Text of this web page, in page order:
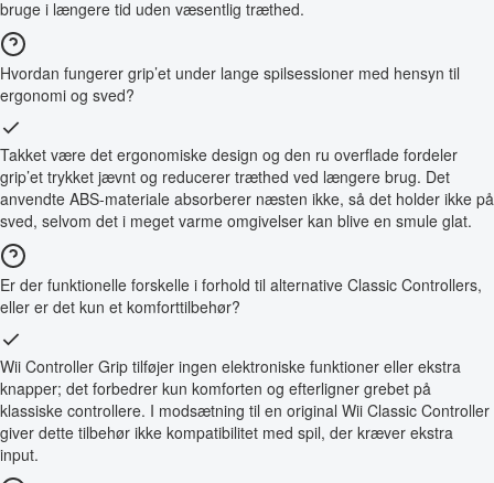
bruge i længere tid uden væsentlig træthed.
Hvordan fungerer grip’et under lange spilsessioner med hensyn til
ergonomi og sved?
Takket være det ergonomiske design og den ru overflade fordeler
grip’et trykket jævnt og reducerer træthed ved længere brug. Det
anvendte ABS-materiale absorberer næsten ikke, så det holder ikke på
sved, selvom det i meget varme omgivelser kan blive en smule glat.
Er der funktionelle forskelle i forhold til alternative Classic Controllers,
eller er det kun et komforttilbehør?
Wii Controller Grip tilføjer ingen elektroniske funktioner eller ekstra
knapper; det forbedrer kun komforten og efterligner grebet på
klassiske controllere. I modsætning til en original Wii Classic Controller
giver dette tilbehør ikke kompatibilitet med spil, der kræver ekstra
input.